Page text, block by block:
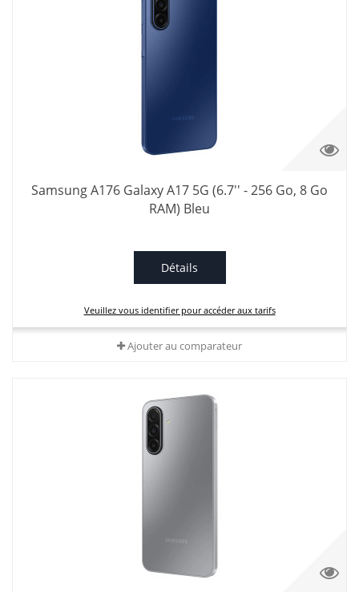
Samsung A176 Galaxy A17 5G (6.7'' - 256 Go, 8 Go
RAM) Bleu
Détails
Veuillez vous identifier pour accéder aux tarifs
Ajouter au comparateur